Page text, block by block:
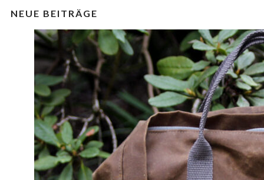
NEUE BEITRÄGE